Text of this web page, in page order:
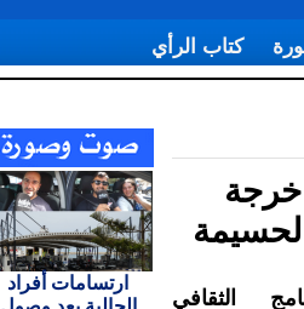
كتاب الرأي
خرجة
الثقافي
ارتسامات أفراد